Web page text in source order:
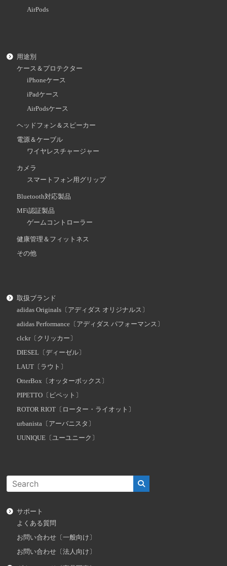
AirPods
用途別
ケース＆プロテクター
iPhoneケース
iPadケース
AirPodsケース
ヘッドフォン＆スピーカー
電源＆ケーブル
ワイヤレスチャージャー
カメラ
スマートフォン用グリップ
Bluetooth対応製品
MFi認証製品
ゲームコントローラー
健康管理＆フィットネス
その他
取扱ブランド
adidas Originals〔アディダス オリジナルス〕
adidas Performance〔アディダス パフォーマンス〕
clckr〔クリッカー〕
DIESEL〔ディーゼル〕
LAUT〔ラウト〕
OtterBox〔オッターボックス〕
PIPETTO〔ピペット〕
ROTOR RIOT〔ローター・ライオット〕
urbanista〔アーバニスタ〕
UUNIQUE〔ユーユニーク〕
サポート
よくある質問
お問い合わせ〔一般向け〕
お問い合わせ〔法人向け〕